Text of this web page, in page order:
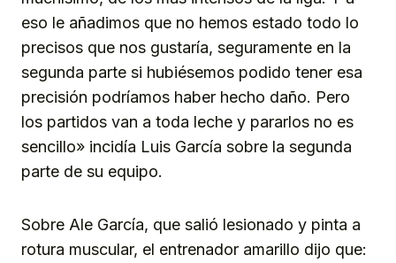
eso le añadimos que no hemos estado todo lo
precisos que nos gustaría, seguramente en la
segunda parte si hubiésemos podido tener esa
precisión podríamos haber hecho daño. Pero
los partidos van a toda leche y pararlos no es
sencillo» incidía Luis García sobre la segunda
parte de su equipo.
Sobre Ale García, que salió lesionado y pinta a
rotura muscular, el entrenador amarillo dijo que: